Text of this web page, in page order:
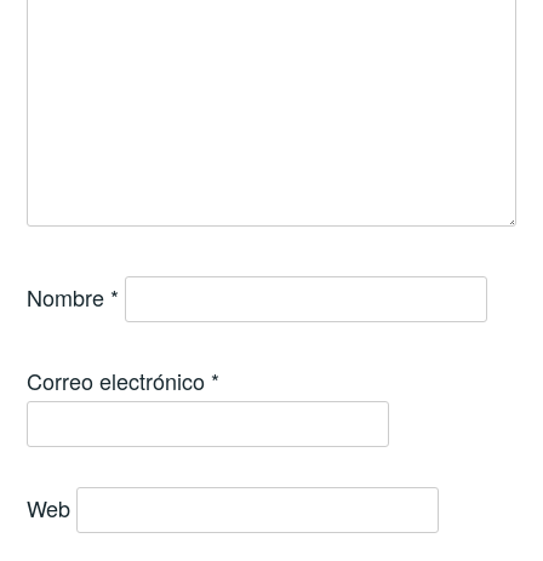
Nombre *
Correo electrónico *
Web